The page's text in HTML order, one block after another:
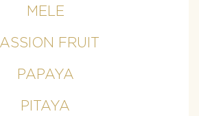
MELE
FRUIT
PAPAYA
PITAYA